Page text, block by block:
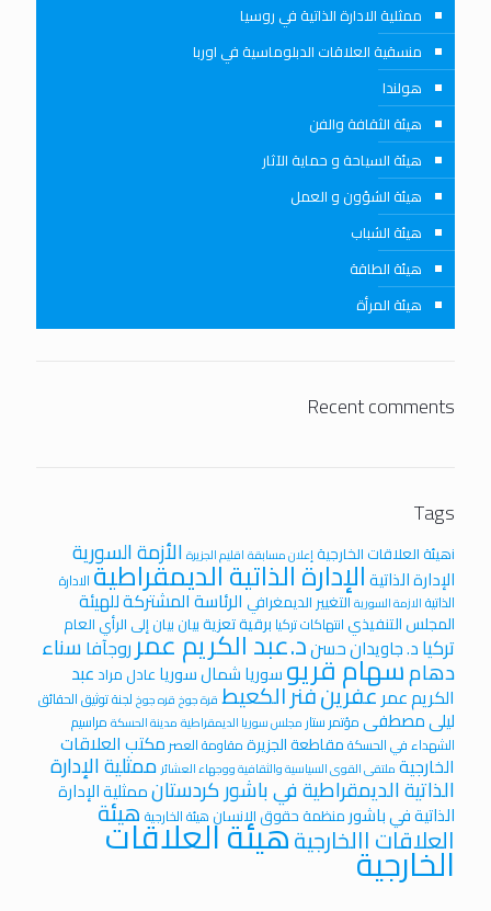
ممثلية الادارة الذاتية في روسيا
منسقية العلاقات الدبلوماسية في اوربا
هولندا
هيئة الثقافة والفن
هيئة السياحة و حماية الآثار
هيئة الشؤون و العمل
هيئة الشباب
هيئة الطاقة
هيئة المرأة
Recent comments
Tags
iهيئة العلاقات الخارجية إعلان مسابقة اقليم الجزيرة الأزمة السورية
الإدارة الذاتيةالإدارة الذاتية الديمقراطيةالادارة
الذاتية الازمة السوريةالتغيير الديمغرافي الرئاسة المشتركة للهيئة
المجلس التنفيذيانتهاكات تركيا برقية تعزيةبيان بيان إلى الرأي العام
تركياد. جاويدان حسند.عبد الكريم عمرروجآفاسناء
دهامسهام قريوسورياشمال سورياعادل مرادعبد
الكريم عمرعفرينفنر الكعيط قرة جوخ قره جوخ لجنة توثيق الحقائق
ليلى مصطفىمؤتمر ستار مجلس سوريا الديمقراطية مدينة الحسكة مراسيم
الشهداء في الحسكةمقاطعة الجزيرةمقاومة العصرمكتب العلاقات
الخارجية ملتقى القوى السياسية والثقافية ووجهاء العشائر ممثلية الإدارة
الذاتية الديمقراطية في باشور كردستانممثلية الإدارة
الذاتية في باشور منظمة حقوق الانسان هيئة الخارجية هيئة
العلاقات االخارجيةهيئة العلاقات الخارجية